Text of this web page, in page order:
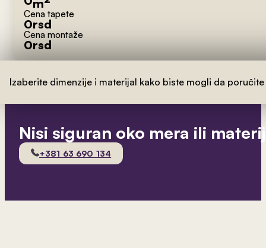
m
Cena tapete
0rsd
Cena montaže
0rsd
Izaberite dimenzije i materijal kako biste mogli da
Nisi siguran oko mera ili
+381 63 690 134